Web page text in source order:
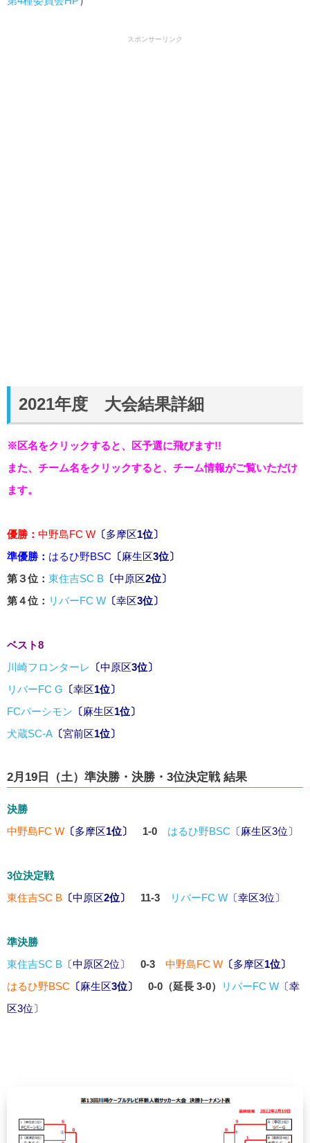
スポンサーリンク
2021年度 大会結果詳細
※区名をクリックすると、区予選に飛びます!!
また、チーム名をクリックすると、チーム情報がご覧いただけ
ます。
優勝： 中野島FC W 〔多摩区1位〕
準優勝： はるひ野BSC 〔麻生区3位〕
第３位： 東住吉SC B 〔中原区2位〕
第４位： リバーFC W 〔幸区3位〕
ベスト8
川崎フロンターレ
〔中原区3位〕
リバーFC G 〔幸区1位〕
FCパーシモン 〔麻生区1位〕
犬蔵SC-A 〔宮前区1位〕
2月19日（土）準決勝・決勝・3位決定戦 結果
決勝
中野島FC W 〔多摩区1位〕 1-0 はるひ野BSC 〔麻生区3位〕
3位決定戦
東住吉SC B 〔中原区2位〕 11-3 リバーFC W 〔幸区3位〕
準決勝
東住吉SC B 〔中原区2位〕 0-3 中野島FC W 〔多摩区1位〕
はるひ野BSC 〔麻生区3位〕 0-0（延長 3-0） リバーFC W 〔幸
区3位〕